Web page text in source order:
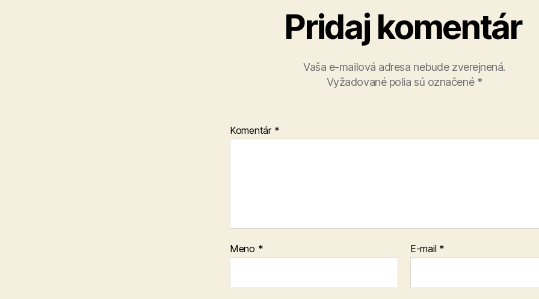
Pridaj komentár
Vaša e-mailová adresa nebude zverejnená.
Vyžadované polia sú označené *
Komentár *
Meno * E-mail *